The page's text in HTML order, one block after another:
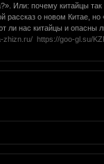
Или: почему китайцы так
о новом Китае,
ли нас китайцы и опасны
zhizn.ru/ https://goo-gl.su/